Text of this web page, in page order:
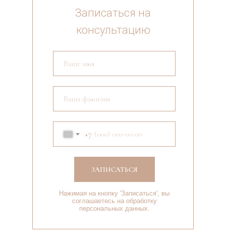
Записаться на
консультацию
+7
ЗАПИСАТЬСЯ
Нажимая на кнопку 'Записаться', вы
соглашаетесь на обработку
персональных данных.